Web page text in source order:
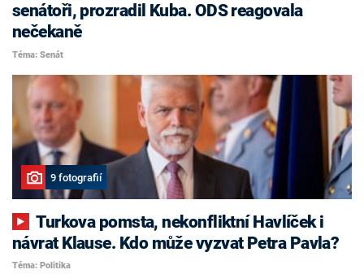
senátoři, prozradil Kuba. ODS reagovala
nečekaně
Téma: Senát
9 fotografií
Turkova pomsta, nekonfliktní Havlíček i
návrat Klause. Kdo může vyzvat Petra Pavla?
Téma: Politika